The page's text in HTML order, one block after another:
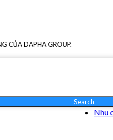
CỦA DAPHA GROUP.
Search
Nhu